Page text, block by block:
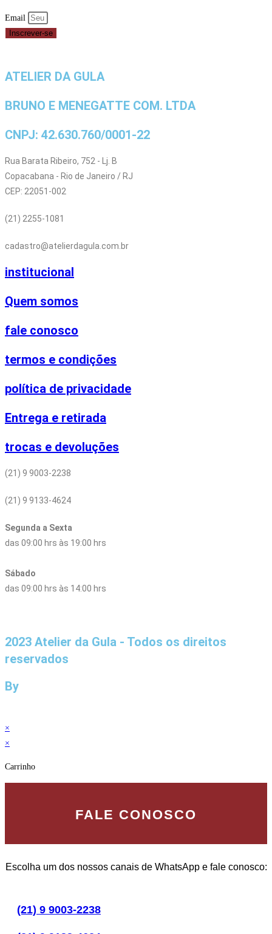
CONFEITOS
quantidade
Email
Inscrever-se
ATELIER DA GULA
BRUNO E MENEGATTE COM. LTDA
CNPJ: 42.630.760/0001-22
Rua Barata Ribeiro, 752 - Lj. B
Copacabana - Rio de Janeiro / RJ
CEP: 22051-002
(21) 2255-1081
cadastro@atelierdagula.com.br
institucional
Quem somos
fale conosco
termos e condições
política de privacidade
Entrega e retirada
trocas e devoluções
(21) 9 9003-2238
(21) 9 9133-4624
Segunda a Sexta
das 09:00 hrs às 19:00 hrs
Sábado
das 09:00 hrs às 14:00 hrs
2023 Atelier da Gula - Todos os direitos
reservados
By
×
×
Carrinho
FALE CONOSCO
Escolha um dos nossos canais de WhatsApp e fale conosco:
(21) 9 9003-2238